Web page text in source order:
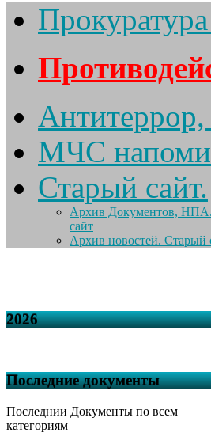
МЧС
Старый сайт.
Архив Документов,
сайт
Архив новостей. Старый
2026
Последние документы
Последнии Документы по всем
категориям